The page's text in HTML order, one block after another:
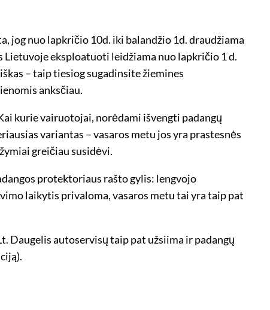
jog nuo lapkričio 10d. iki balandžio 1d. draudžiama
eksploatuoti leidžiama nuo lapkričio 1 d.
– taip tiesiog sugadinsite žiemines
anksčiau.
kurie vairuotojai, norėdami išvengti padangų
variantas – vasaros metu jos yra prastesnės
greičiau susidėvi.
protektoriaus rašto gylis: lengvojo
laikytis privaloma, vasaros metu tai yra taip pat
Daugelis autoservisų taip pat užsiima ir padangų